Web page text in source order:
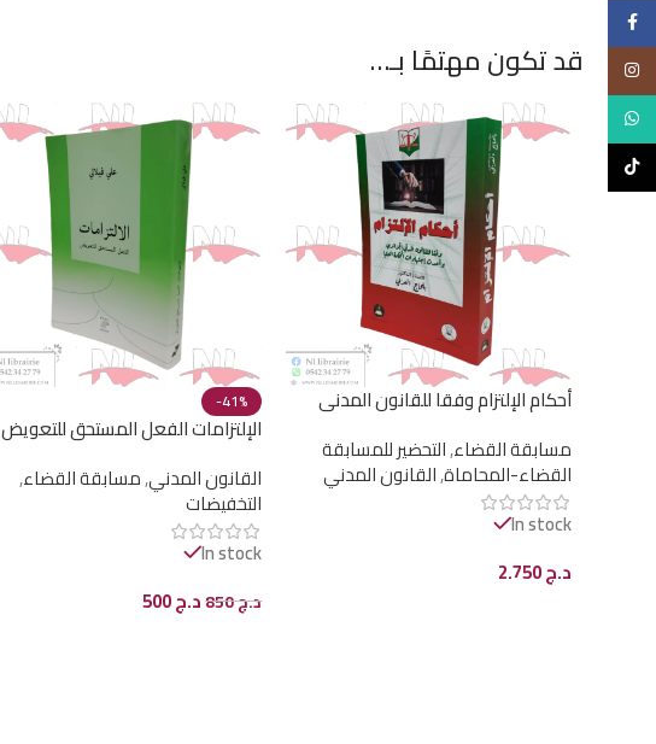
قد تكون مهتمًا بـ…
أحكام الإلتزام وفقا للقانون المدني
العليا
مسابقة القضاء,التحضير للمسابقة
القضاء-المحاماة,القانون المدني
In stock
د.ج
-41%
الإلتزامات الفعل المستحق للتعويض
القانون المدني,مسابقة القضاء,
التخفيضات
In stock
د.ج850 د.ج
Instagram
WhatsApp